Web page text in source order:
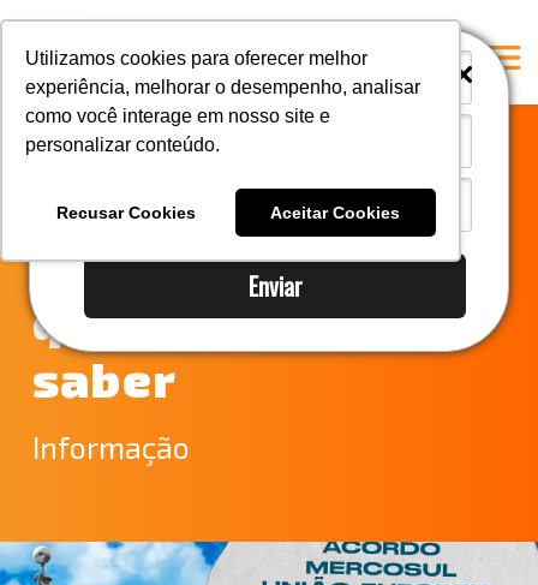
Enviar
Utilizamos cookies para oferecer melhor
experiência, melhorar o desempenho, analisar
como você interage em nosso site e
personalizar conteúdo.
Recusar Cookies Aceitar Cookies
i
i
A Mastersul
Responsabilidade social
Blog
Contato
Acordo Mercosul–
União Europeia: o
que você precisa
saber
Informação